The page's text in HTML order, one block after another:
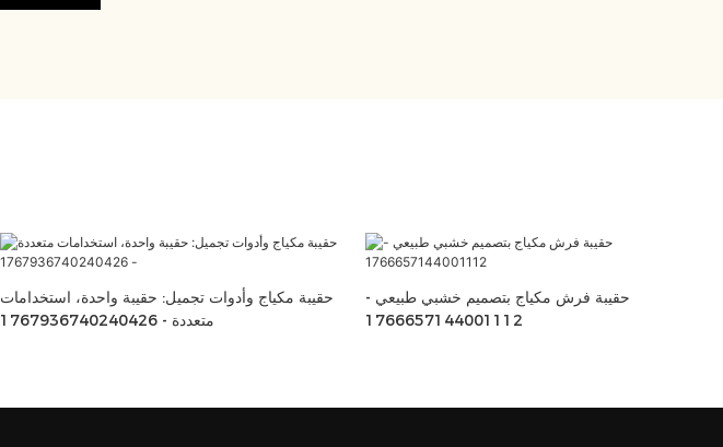
حقيبة مكياج وأدوات تجميل: حقيبة واحدة، استخدامات
متعددة - 1767936740240426
حقيبة فرش مكياج بتصميم خشبي طبيعي -
1766657144001112